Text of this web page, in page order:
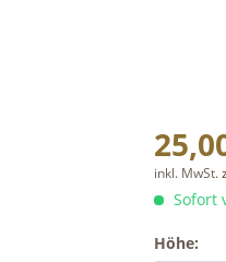
inkl. MwSt.
Sofort
Höhe: